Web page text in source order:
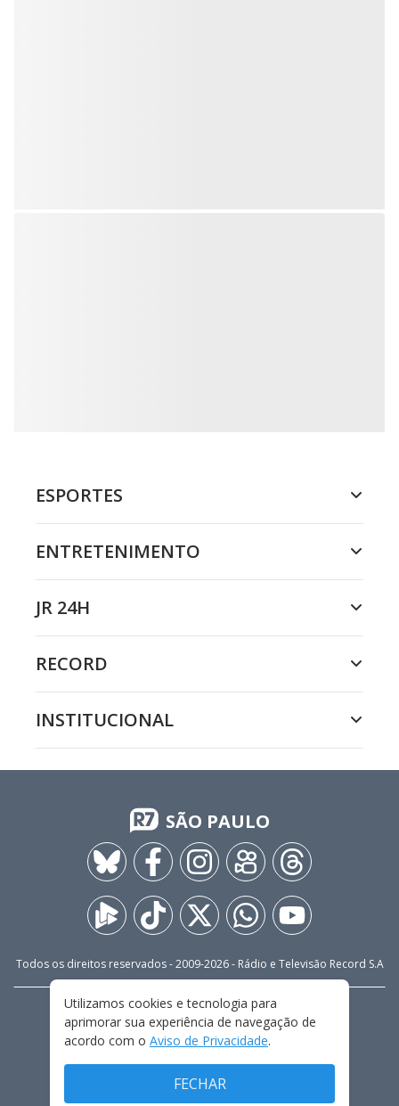
ESPORTES
ENTRETENIMENTO
JR 24H
RECORD
INSTITUCIONAL
SÃO PAULO
Todos os direitos reservados - 2009-2026- Rádio e Televisão Record S.A
FALE CONOSCO
PRIVACIDADE
TERMOS E CONDIÇÕES DE USO
Utilizamos cookies e tecnologia para
aprimorar sua experiência de navegação de
acordo com o Aviso de Privacidade.
FECHAR